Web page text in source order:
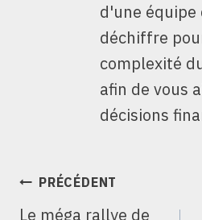
d'une équipe
déchiffre
complexité
afin de vous
décisions
NAVIGATION
PRÉCÉDENT
Le méga rallye de